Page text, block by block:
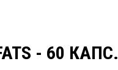
- 60 КАПС.